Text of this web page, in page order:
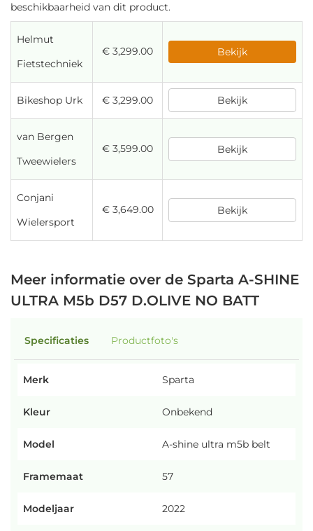
beschikbaarheid van dit product.
Helmut
Fietstechniek
€ 3,299.00 Bekijk
Bikeshop Urk € 3,299.00 Bekijk
van Bergen
Tweewielers
€ 3,599.00 Bekijk
Conjani
Wielersport
€ 3,649.00 Bekijk
Meer informatie over de Sparta A-SHINE
ULTRA M5b D57 D.OLIVE NO BATT
Specificaties Productfoto's
Merk Sparta
Kleur Onbekend
Model A-shine ultra m5b belt
Framemaat 57
Modeljaar 2022